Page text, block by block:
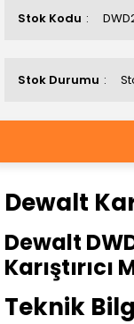
Stok Kodu
Stok Durumu
Dewalt
Dewalt
Karıştırıcı
Teknik